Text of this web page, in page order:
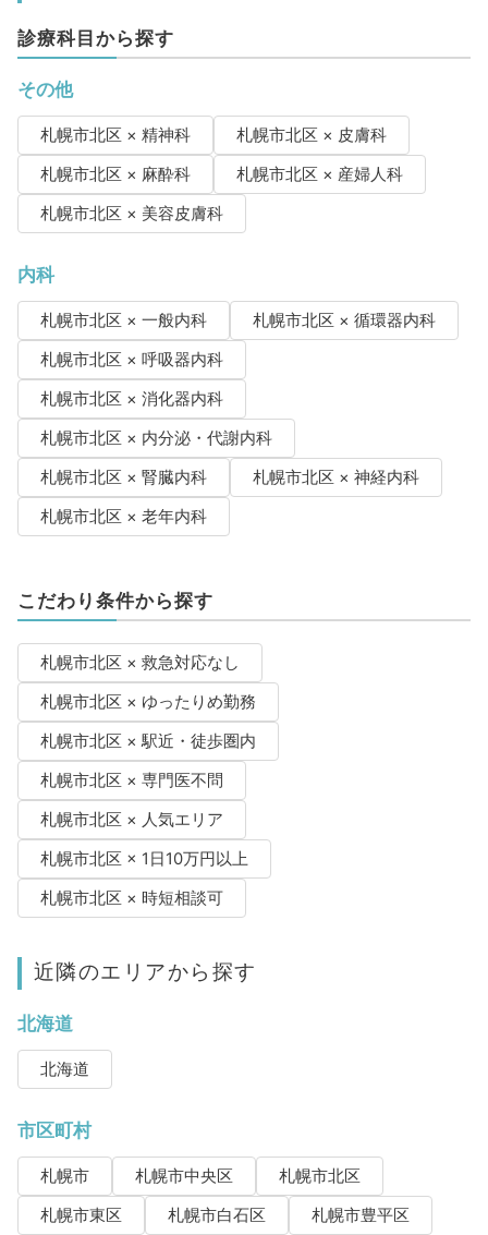
診療科目から探す
その他
札幌市北区 × 精神科
札幌市北区 × 皮膚科
札幌市北区 × 麻酔科
札幌市北区 × 産婦人科
札幌市北区 × 美容皮膚科
内科
札幌市北区 × 一般内科
札幌市北区 × 循環器内科
札幌市北区 × 呼吸器内科
札幌市北区 × 消化器内科
札幌市北区 × 内分泌・代謝内科
札幌市北区 × 腎臓内科
札幌市北区 × 神経内科
札幌市北区 × 老年内科
こだわり条件から探す
札幌市北区 × 救急対応なし
札幌市北区 × ゆったりめ勤務
札幌市北区 × 駅近・徒歩圏内
札幌市北区 × 専門医不問
札幌市北区 × 人気エリア
札幌市北区 × 1日10万円以上
札幌市北区 × 時短相談可
近隣のエリアから探す
北海道
北海道
市区町村
札幌市 札幌市中央区
札幌市北区
札幌市東区
札幌市白石区 札幌市豊平区